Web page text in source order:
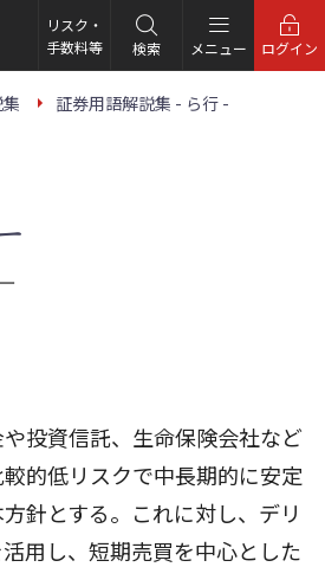
リスク・
手数料等
検索 メニュー ログイン
証券用語解説集 - ら行 -
投資信託、生命保険会社など
的低リスクで中長期的に安定
針とする。これに対し、デリ
用し、短期売買を中心とした